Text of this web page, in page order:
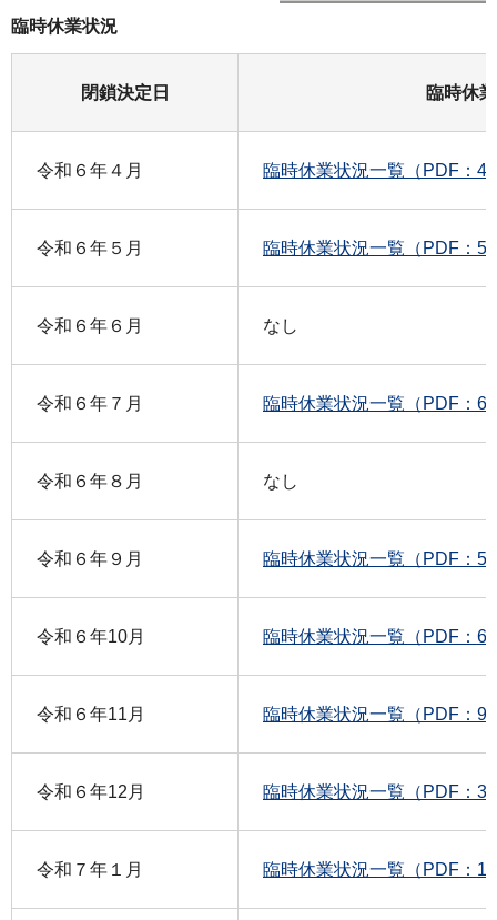
臨時休業状況
閉鎖決定日 臨時休
令和６年４月 臨時休業状況一覧（PDF：
令和６年５月 臨時休業状況一覧（PDF：
令和６年６月 なし
令和６年７月 臨時休業状況一覧（PDF：
令和６年８月 なし
令和６年９月 臨時休業状況一覧（PDF：
令和６年10月 臨時休業状況一覧（PDF：
令和６年11月 臨時休業状況一覧（PDF：
令和６年12月 臨時休業状況一覧（PDF：
令和７年１月 臨時休業状況一覧（PDF：